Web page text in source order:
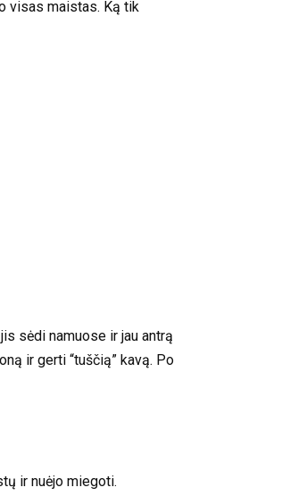
visas maistas. Ką tik
sėdi namuose ir jau antrą
ir gerti “tuščią” kavą. Po
ir nuėjo miegoti.